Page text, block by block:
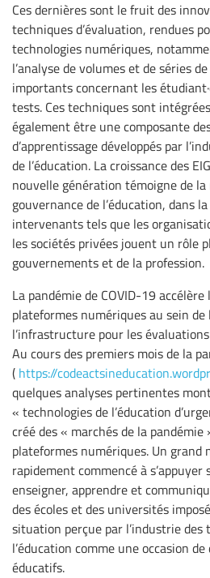
Ces dernières sont le fruit des
techniques d’évaluation, rendues
technologies numériques,
l’analyse de volumes et de séries
importants concernant les
tests. Ces techniques sont
également être une composante
d’apprentissage développés par
de l’éducation. La croissance des
nouvelle génération témoigne de
gouvernance de l’éducation, dans
intervenants tels que les
les sociétés privées jouent un rôle
gouvernements et de la profession.
La pandémie de COVID-19
plateformes numériques au sein
l’infrastructure pour les
Au cours des premiers mois de la
( https://
quelques analyses pertinentes
« technologies de l’éducation
créé des « marchés de la
plateformes numériques. Un grand
rapidement commencé à
enseigner, apprendre et
des écoles et des universités
situation perçue par l’industrie des
l’éducation comme une occasion
éducatifs.